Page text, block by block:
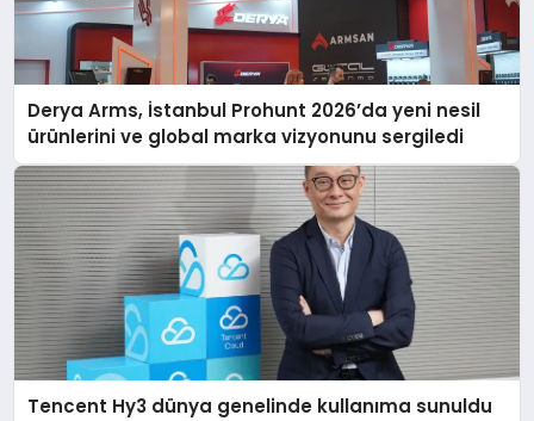
Derya Arms, İstanbul Prohunt 2026’da yeni nesil
ürünlerini ve global marka vizyonunu sergiledi
Tencent Hy3 dünya genelinde kullanıma sunuldu